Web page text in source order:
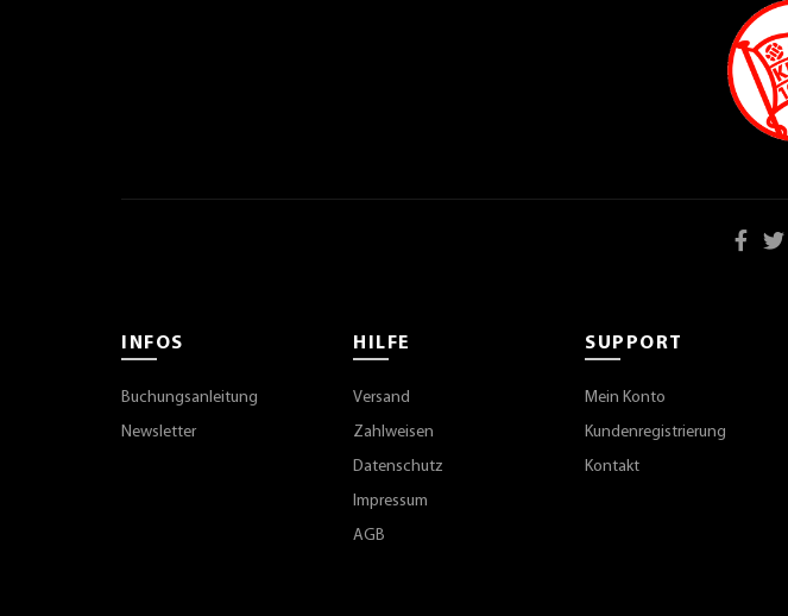
INFOS
Buchungsanleitung
Newsletter
HILFE
Versand
Zahlweisen
Datenschutz
Impressum
AGB
SUPPORT
Mein Konto
Kundenregistrierung
Kontakt